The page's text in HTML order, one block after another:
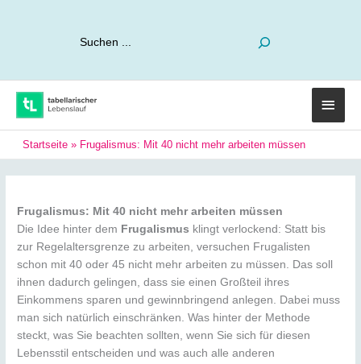
Startseite » Frugalismus: Mit 40 nicht mehr arbeiten müssen
Frugalismus: Mit 40 nicht mehr arbeiten müssen
Die Idee hinter dem Frugalismus klingt verlockend: Statt bis
zur Regelaltersgrenze zu arbeiten, versuchen Frugalisten
schon mit 40 oder 45 nicht mehr arbeiten zu müssen. Das soll
ihnen dadurch gelingen, dass sie einen Großteil ihres
Einkommens sparen und gewinnbringend anlegen. Dabei muss
man sich natürlich einschränken. Was hinter der Methode
steckt, was Sie beachten sollten, wenn Sie sich für diesen
Lebensstil entscheiden und was auch alle anderen